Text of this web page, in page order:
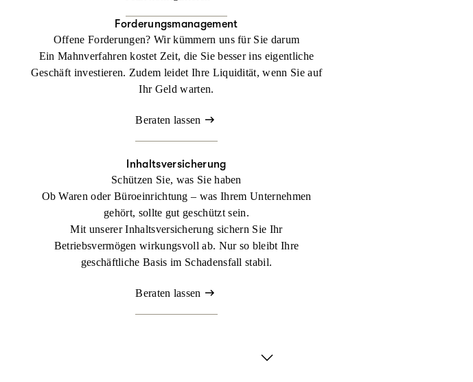
Forderungsmanagement
Offene Forderungen? Wir kümmern uns für Sie darum
Ein Mahnverfahren kostet Zeit, die Sie besser ins eigentliche
Geschäft investieren. Zudem leidet Ihre Liquidität, wenn Sie auf
Ihr Geld warten.
Beraten lassen
Inhaltsversicherung
Schützen Sie, was Sie haben
Ob Waren oder Büroeinrichtung – was Ihrem Unternehmen
gehört, sollte gut geschützt sein.
Mit unserer Inhaltsversicherung sichern Sie Ihr
Betriebsvermögen wirkungsvoll ab. Nur so bleibt Ihre
geschäftliche Basis im Schadensfall stabil.
Beraten lassen